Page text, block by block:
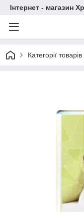
Інтернет - магазин
Категорії товарів